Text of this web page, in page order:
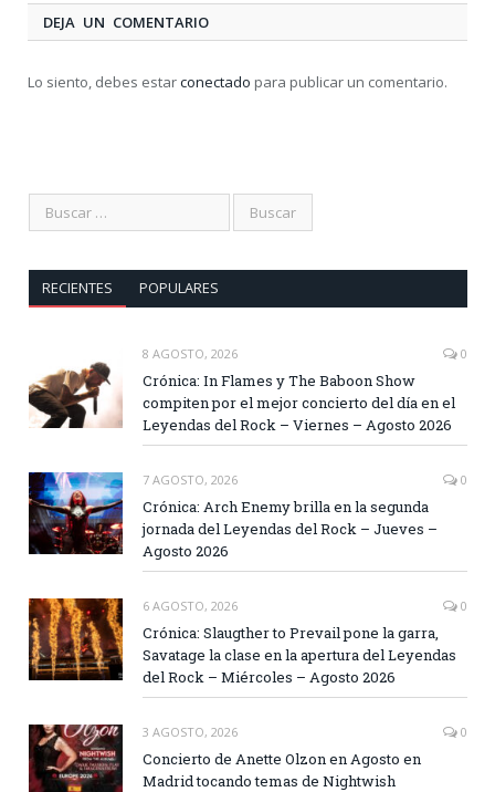
DEJA UN COMENTARIO
Lo siento, debes estarconectado para publicar un comentario.
RECIENTES POPULARES
8 AGOSTO, 2026 0
Crónica: In Flames y The Baboon Show
compiten por el mejor concierto del día en el
Leyendas del Rock – Viernes – Agosto 2026
7 AGOSTO, 2026 0
Crónica: Arch Enemy brilla en la segunda
jornada del Leyendas del Rock – Jueves –
Agosto 2026
6 AGOSTO, 2026 0
Crónica: Slaugther to Prevail pone la garra,
Savatage la clase en la apertura del Leyendas
del Rock – Miércoles – Agosto 2026
3 AGOSTO, 2026 0
Concierto de Anette Olzon en Agosto en
Madrid tocando temas de Nightwish